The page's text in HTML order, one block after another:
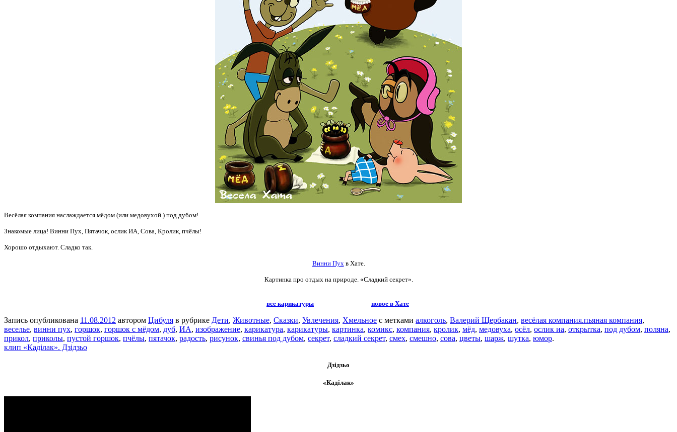
Весёлая компания наслаждается мёдом (или медовухой ) под дубом!
Знакомые лица! Винни Пух, Пятачок, ослик ИА, Сова, Кролик, пчёлы!
Хорошо отдыхают. Сладко так.
Винни Пух в Хате.
Картинка про отдых на природе. «Сладкий секрет».
все карикатуры новое в Хате
Запись опубликована 11.08.2012 автором Цибуля в рубрике Дети, Животные, Сказки, Увлечения, Хмельное с метками алкоголь, Валерий Щербакан, весёлая компания.пьяная компания,
веселье, винни пух, горшок, горшок с мёдом, дуб, ИА, изображение, карикатура, карикатуры, картинка, комикс, компания, кролик, мёд, медовуха, осёл, ослик иа, открытка, под дубом, поляна,
прикол, приколы, пустой горшок, пчёлы, пятачок, радость, рисунок, свинья под дубом, секрет, сладкий секрет, смех, смешно, сова, цветы, шарж, шутка, юмор.
клип «Каділак». Дзідзьо
Дзідзьо
«Каділак»